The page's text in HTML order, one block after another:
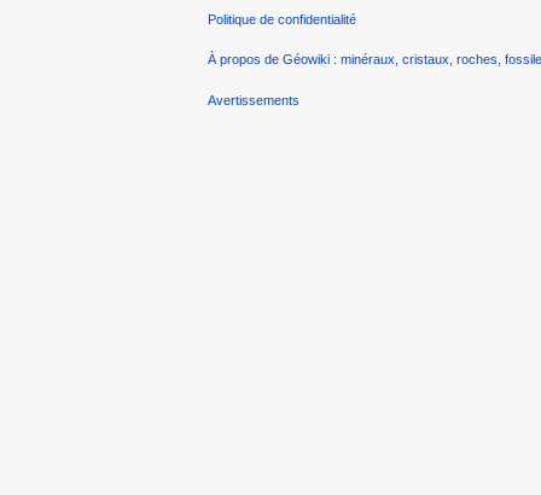
Politique de confidentialité
À propos de Géowiki : minéraux, cristaux, roches,
Avertissements